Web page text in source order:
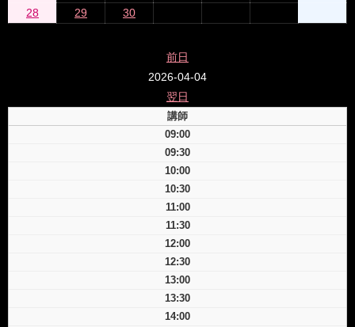
28
29 30
前日
2026-04-04
翌日
講師
09:00
09:30
10:00
10:30
11:00
11:30
12:00
12:30
13:00
13:30
14:00